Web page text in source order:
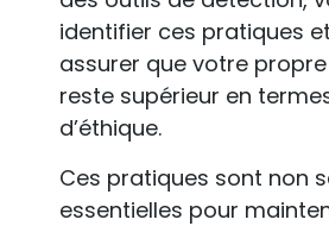
identifier ces pratiques
assurer que votre
reste supérieur en
d’éthique.
Ces pratiques sont non
essentielles pour